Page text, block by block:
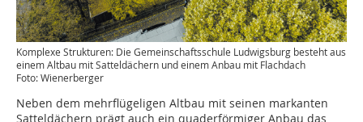
Komplexe Strukturen: Die Gemeinschaftsschule Ludwigsburg besteht aus
einem Altbau mit Satteldächern und einem Anbau mit Flachdach
Foto: Wienerberger
Neben dem mehrflügeligen Altbau mit seinen markanten
Satteldächern prägt auch ein quaderförmiger Anbau das